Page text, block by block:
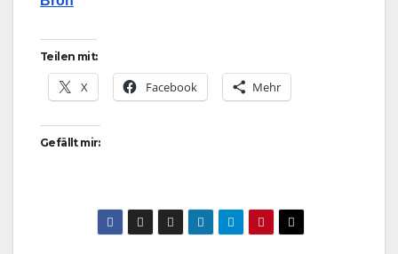
Teilen mit:
X Facebook Mehr
Gefällt mir: